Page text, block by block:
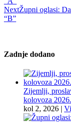
NextŽupni oglasi:
“B”
Zadnje dodano
Zijemlji,
kolovoza 2026.
kol 2, 2026 |